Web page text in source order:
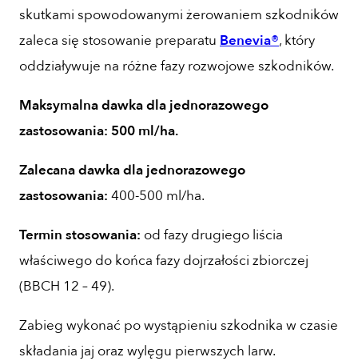
skutkami spowodowanymi żerowaniem szkodników
zaleca się stosowanie preparatu Benevia®, który
oddziaływuje na różne fazy rozwojowe szkodników.
Maksymalna dawka dla jednorazowego
zastosowania: 500 ml/ha.
Zalecana dawka dla jednorazowego
zastosowania: 400-500 ml/ha.
Termin stosowania: od fazy drugiego liścia
właściwego do końca fazy dojrzałości zbiorczej
(BBCH 12 – 49).
Zabieg wykonać po wystąpieniu szkodnika w czasie
składania jaj oraz wylęgu pierwszych larw.